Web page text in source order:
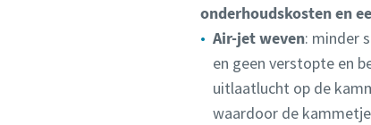
onderhoudskosten en
Air-jet weven: minder
en geen verstopte en
uitlaatlucht op de
waardoor de